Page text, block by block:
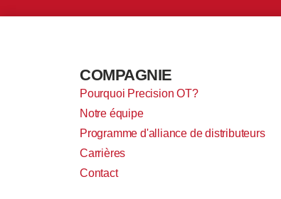
COMPAGNIE
Pourquoi Precision OT?
Notre équipe
Programme d'alliance de distributeurs
Carrières
Contact